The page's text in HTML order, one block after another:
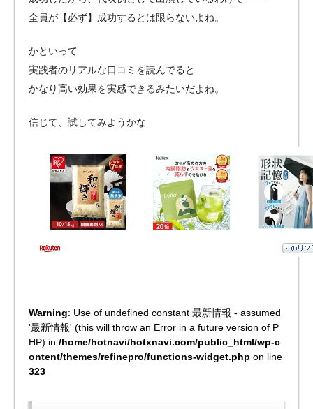
全員が【必ず】成功するとは限らないよね。
かといって
実践者のリアルな口コミを読んでると
かなり高い効果を実感できるみたいだよね。
信じて、試してみようかな
Warning: Use of undefined constant 最新情報 - assumed
'最新情報' (this will throw an Error in a future version of P
HP) in /home/hotnavi/hotxnavi.com/public_html/wp-c
ontent/themes/refinepro/functions-widget.php on line
323